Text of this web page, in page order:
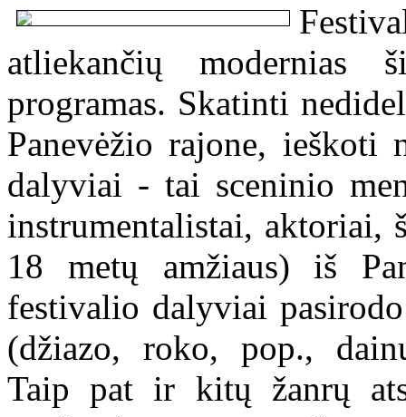
atliekančių modernias
programas. Skatinti
Panevėžio rajone, ieškoti
dalyviai - tai sceninio
instrumentalistai, aktoriai,
18 metų amžiaus) iš
festivalio dalyviai
(džiazo, roko, pop.,
Taip pat ir kitų žanrų